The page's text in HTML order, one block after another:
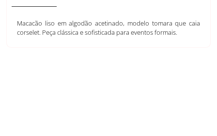
Macacão liso em algodão acetinado, modelo tomara que caia
corselet. Peça clássica e sofisticada para eventos formais.